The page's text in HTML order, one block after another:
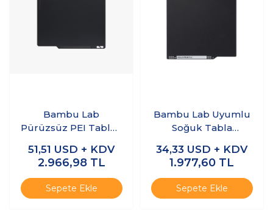
Bambu Lab
Pürüzsüz PEI Tabla -
51,51 USD + KDV
2.966,98 TL
Sepete Ekle
Bambu Lab Uyumlu
Soğuk Tabla
34,33 USD + KDV
1.977,60 TL
Sepete Ekle